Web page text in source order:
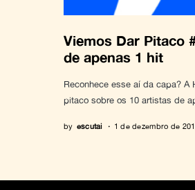
Viemos Dar Pitaco
de apenas 1 hit
Reconhece esse aí da capa? A
pitaco sobre os 10 artistas de
by escutai 1 de dezembro de